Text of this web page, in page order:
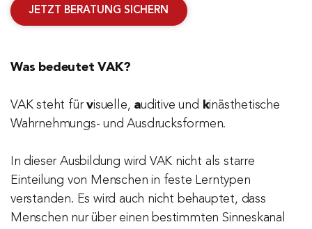
JETZT BERATUNG SICHERN
Was bedeutet VAK?
VAK steht für visuelle, auditive und kinästhetische
Wahrnehmungs- und Ausdrucksformen.
In dieser Ausbildung wird VAK nicht als starre
Einteilung von Menschen in feste Lerntypen
verstanden. Es wird auch nicht behauptet, dass
Menschen nur über einen bestimmten Sinneskanal